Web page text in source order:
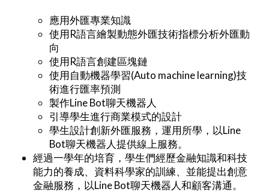
應用外匯專業知識
使用R語言繪製動態外匯技術指標分析外匯動
向
使用R語言創建區塊鏈
使用自動機器學習(Auto machine learning)技
術進行匯率預測
製作Line Bot聊天機器人
引導學生進行商業模式的設計
學生設計創新外匯服務，運用所學，以Line
Bot聊天機器人提供線上服務。
經過一學年的培育，學生們經歷金融知識和科技
能力的養成、資料科學家的訓練、並能提出創意
金融服務，以Line Bot聊天機器人和顧客溝通。